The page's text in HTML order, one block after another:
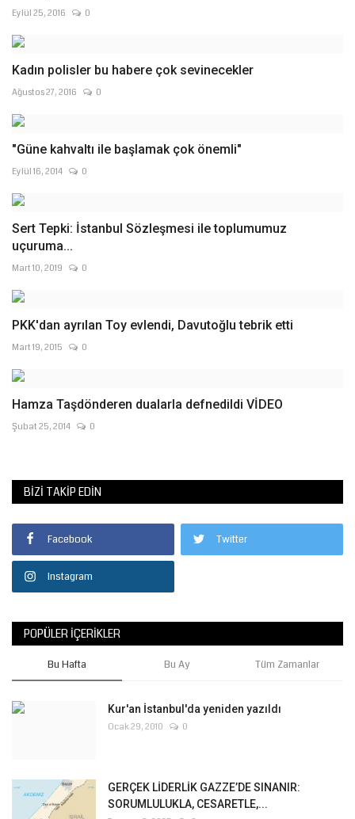
Eylül 25, 2016 0
Kadın polisler bu habere çok sevinecekler
Ağustos 27, 2016 0
"Güne kahvaltı ile başlamak çok önemli"
Eylül 16, 2014 0
Sert Tepki: İstanbul Sözleşmesi ile toplumumuz
uçuruma...
Mart 10, 2019 0
PKK'dan ayrılan Toy evlendi, Davutoğlu tebrik etti
Mart 19, 2015 0
Hamza Taşdönderen dualarla defnedildi VİDEO
Şubat 25, 2014 0
BIZI TAKIP EDIN
Facebook Twitter
Instagram
POPÜLER İÇERIKLER
Bu Hafta Bu Ay Tüm Zamanlar
Kur'an İstanbul'da yeniden yazıldı
Ocak 29, 2010 0
GERÇEK LİDERLİK GAZZE’DE SINANIR:
SORUMLULUKLA, CESARETLE,...